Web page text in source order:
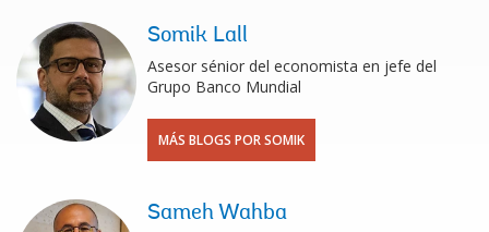
Somik Lall
Asesor sénior del economista en jefe del
Grupo Banco Mundial
MÁS BLOGS POR SOMIK
Sameh Wahba